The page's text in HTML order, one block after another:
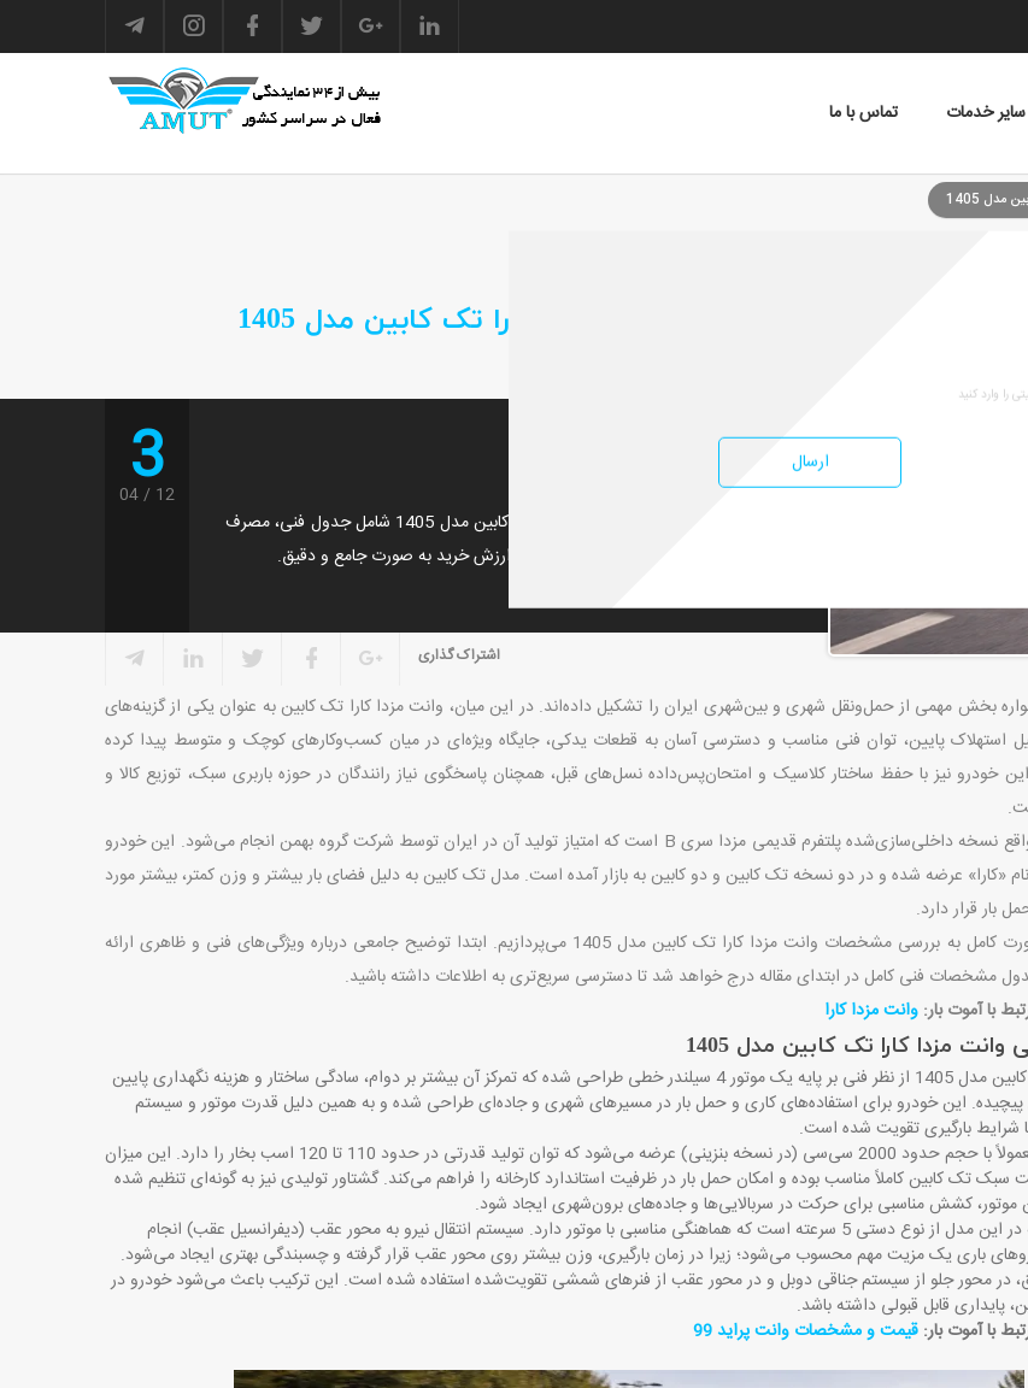
سایر خدمات تماس با ما
1405
مشخصات وانت مزدا کارا تک کابین مدل 1405
خلاصه
بررسی کامل مشخصات وانت مزدا کارا تک کابین مدل 1405 شامل جدول فنی، مصرف
سوخت، ظرفیت بار، مزایا و معایب، ابعاد و ارزش خرید به صورت جامع و دقیق.
312
04
اشتراک گذاری
بخش مهمی از حمل‌ونقل شهری و بین‌شهری ایران را تشکیل داده‌اند. در این میان، وانت مزدا کارا تک کابین به عنوان یکی از گزینه‌های
دلیل استهلاک پایین، توان فنی مناسب و دسترسی آسان به قطعات یدکی، جایگاه ویژه‌ای در میان کسب‌وکارهای کوچک و متوسط پیدا کرده
است. مدل 1405 این خودرو نیز با حفظ ساختار کلاسیک و امتحان‌پس‌داده نسل‌های قبل، همچنان پاسخگوی نیاز رانندگان در حوزه باربری سبک، توزیع کالا و
.
واقع نسخه داخلی‌سازی‌شده پلتفرم قدیمی مزدا سری B است که امتیاز تولید آن در ایران توسط شرکت گروه بهمن انجام می‌شود. این خودرو
«کارا» عرضه شده و در دو نسخه تک کابین و دو کابین به بازار آمده است. مدل تک کابین به دلیل فضای بار بیشتر و وزن کمتر، بیشتر مورد
بار قرار دارد.
در این مقاله به صورت کامل به بررسی مشخصات وانت مزدا کارا تک کابین مدل 1405 می‌پردازیم. ابتدا توضیح جامعی درباره ویژگی‌های فنی و ظاهری ارائه
فنی کامل در ابتدای مقاله درج خواهد شد تا دسترسی سریع‌تری به اطلاعات داشته باشید.
با آموت بار: وانت مزدا کارا​
مزدا کارا تک کابین مدل 1405
وانت مزدا کارا تک کابین مدل 1405 از نظر فنی بر پایه یک موتور 4 سیلندر خطی طراحی شده که تمرکز آن بیشتر بر دوام، سادگی ساختار و هزینه نگهداری پایین
این خودرو برای استفاده‌های کاری و حمل بار در مسیرهای شهری و جاده‌ای طراحی شده و به همین دلیل قدرت موتور و سیستم
شرایط بارگیری تقویت شده است.
موتور این خودرو معمولاً با حجم حدود 2000 سی‌سی (در نسخه بنزینی) عرضه می‌شود که توان تولید قدرتی در حدود 110 تا 120 اسب بخار را دارد. این میزان
تک کابین کاملاً مناسب بوده و امکان حمل بار در ظرفیت استاندارد کارخانه را فراهم می‌کند. گشتاور تولیدی نیز به گونه‌ای تنظیم شده
موتور، کشش مناسبی برای حرکت در سربالایی‌ها و جاده‌های برون‌شهری ایجاد شود.
گیربکس به کار رفته در این مدل از نوع دستی 5 سرعته است که هماهنگی مناسبی با موتور دارد. سیستم انتقال نیرو به محور عقب (دیفرانسیل عقب) انجام
باری یک مزیت مهم محسوب می‌شود؛ زیرا در زمان بارگیری، وزن بیشتر روی محور عقب قرار گرفته و چسبندگی بهتری ایجاد می‌شود.
در محور جلو از سیستم جناقی دوبل و در محور عقب از فنرهای شمشی تقویت‌شده استفاده شده است. این ترکیب باعث می‌شود خودرو در
پایداری قابل قبولی داشته باشد.
با آموت بار: قیمت و مشخصات وانت پراید 99​
ارسال